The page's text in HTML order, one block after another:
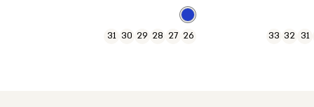
31
32
33
26
27
28
29
30
31